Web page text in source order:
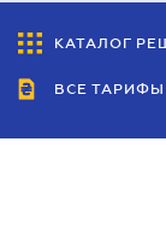
КАТАЛОГ
ВСЕ ТАРИФЫ